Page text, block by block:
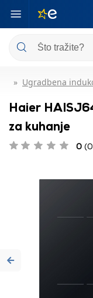
Ugradbena
Haier
za kuhanje
0
Previous